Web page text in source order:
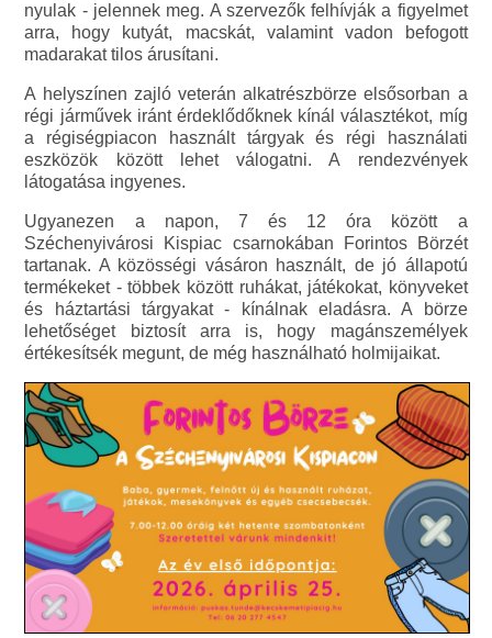
nyulak - jelennek meg. A szervezők felhívják a figyelmet
arra, hogy kutyát, macskát, valamint vadon befogott
madarakat tilos árusítani.
A helyszínen zajló veterán alkatrészbörze elsősorban a
régi járművek iránt érdeklődőknek kínál választékot, míg
a régiségpiacon használt tárgyak és régi használati
eszközök között lehet válogatni. A rendezvények
látogatása ingyenes.
Ugyanezen a napon, 7 és 12 óra között a
Széchenyivárosi Kispiac csarnokában Forintos Börzét
tartanak. A közösségi vásáron használt, de jó állapotú
termékeket - többek között ruhákat, játékokat, könyveket
és háztartási tárgyakat - kínálnak eladásra. A börze
lehetőséget biztosít arra is, hogy magánszemélyek
értékesítsék megunt, de még használható holmijaikat.